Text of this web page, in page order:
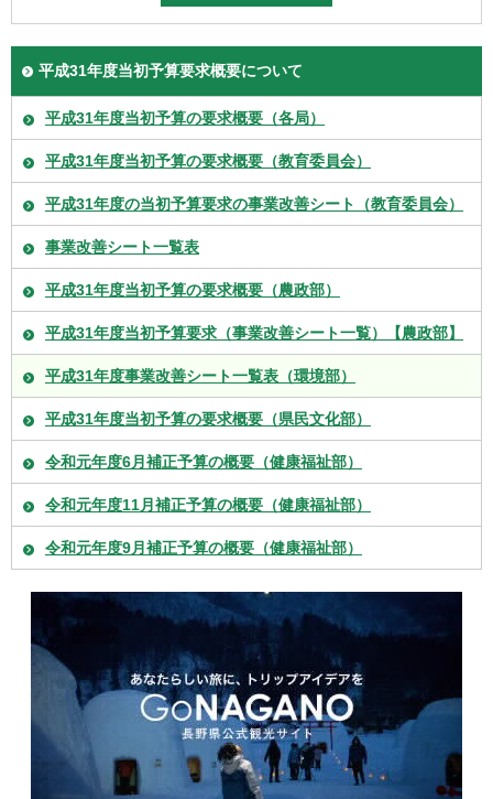
平成31年度当初予算要求概要について
平成31年度当初予算の要求概要（各局）
平成31年度当初予算の要求概要（教育委員会）
平成31年度の当初予算要求の事業改善シート（教育委員会）
事業改善シート一覧表
平成31年度当初予算の要求概要（農政部）
平成31年度当初予算要求（事業改善シート一覧）【農政部】
平成31年度事業改善シート一覧表（環境部）
平成31年度当初予算の要求概要（県民文化部）
令和元年度6月補正予算の概要（健康福祉部）
令和元年度11月補正予算の概要（健康福祉部）
令和元年度9月補正予算の概要（健康福祉部）